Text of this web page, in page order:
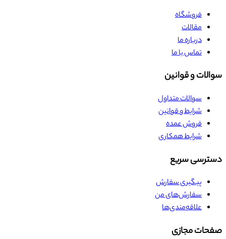
فروشگاه
مقالات
درباره ما
تماس با ما
سوالات و قوانین
سوالات متداول
شرایط و قوانین
فروش عمده
شرایط همکاری
دسترسی سریع
پیگیری سفارش
سفارش‌های من
علاقه‌مندی‌ها
صفحات مجازی